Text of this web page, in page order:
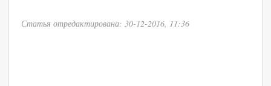
Статья отредактирована: 30-12-2016, 11:36